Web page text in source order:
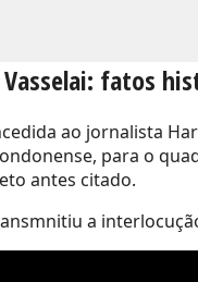
Vasselai: fatos
ao jornalista
para o
antes citado.
a